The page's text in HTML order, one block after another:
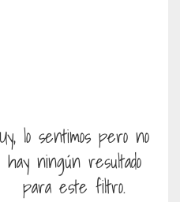
Uy, lo sentimos pero no
hay ningún resultado
para este filtro.